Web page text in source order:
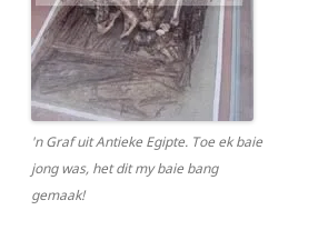
'n Graf uit Antieke Egipte. Toe ek baie
jong was, het dit my baie bang
gemaak!